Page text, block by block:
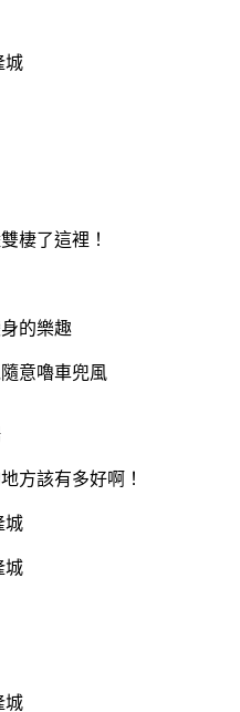
棲了這裡！
的樂趣
意嚕車兜風
方該有多好啊！